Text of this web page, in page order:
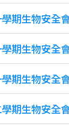
期生物安全
期生物安全
期生物安全
期生物安全